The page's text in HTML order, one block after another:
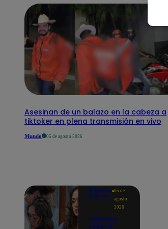
Asesinan de un balazo en la cabeza a
tiktoker en plena transmisión en vivo
Mundo 05 de agosto 2026
Valentina
Valiente
05 de
agosto
2026
Valentina
Valiente